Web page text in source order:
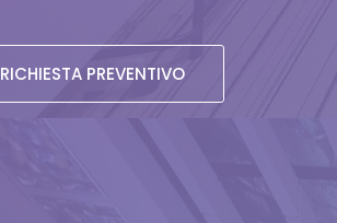
RICHIESTA PREVENTIVO